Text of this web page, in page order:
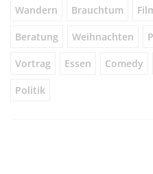
Wandern Brauchtum
Beratung Weihnachten
Vortrag Essen Comedy
Politik